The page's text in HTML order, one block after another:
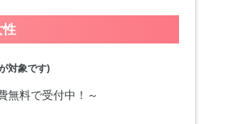
性
対象です)
無料で受付中！～